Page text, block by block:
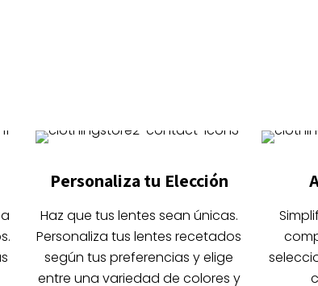
pueden
elegir
en
la
página
Personaliza tu Elección
Haz que tus lentes sean únicas.
Personaliza tus lentes recetados
según tus preferencias y elige
entre una variedad de colores y